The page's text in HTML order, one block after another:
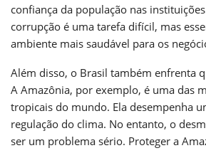
confiança da população nas
corrupção é uma tarefa difícil, mas
ambiente mais saudável para os
Além disso, o Brasil também enfrenta
A Amazônia, por exemplo, é uma das
tropicais do mundo. Ela desempenha
regulação do clima. No entanto, o
ser um problema sério. Proteger a